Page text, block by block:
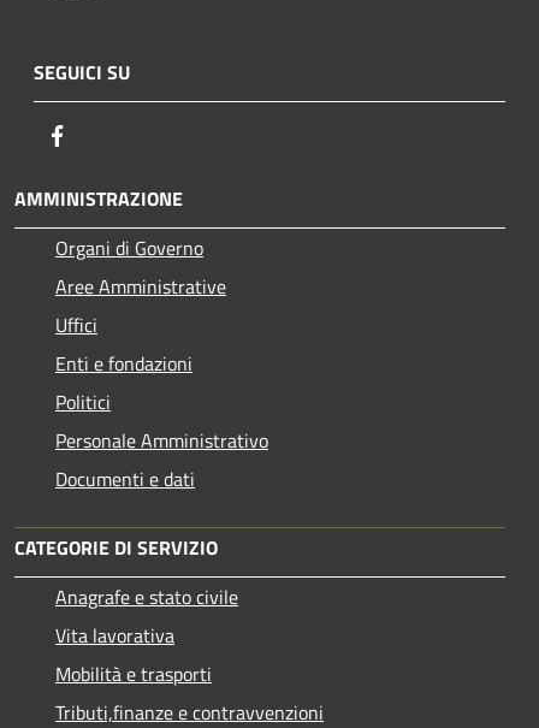
SEGUICI SU
AMMINISTRAZIONE
Organi di Governo
Aree Amministrative
Uffici
Enti e fondazioni
Politici
Personale Amministrativo
Documenti e dati
CATEGORIE DI SERVIZIO
Anagrafe e stato civile
Vita lavorativa
Mobilità e trasporti
Tributi,finanze e contravvenzioni